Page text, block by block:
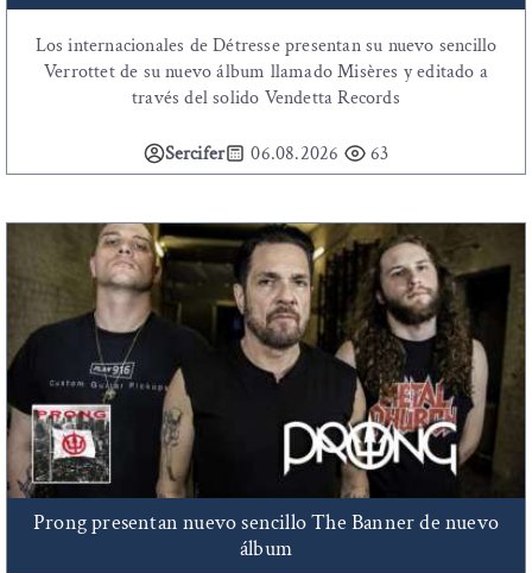
Los internacionales de Détresse presentan su nuevo sencillo
Verrottet de su nuevo álbum llamado Misères y editado a
través del solido Vendetta Records
Sercifer 06.08.2026 63
Prong presentan nuevo sencillo The Banner de nuevo
álbum